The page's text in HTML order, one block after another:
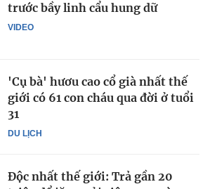
VIDEO
trước bầy linh cẩu hung dữ
DU LỊCH
'Cụ bà' hươu cao cổ già nhất thế
giới có 61 con cháu qua đời ở tuổi
31
Độc nhất thế giới: Trả gần 20